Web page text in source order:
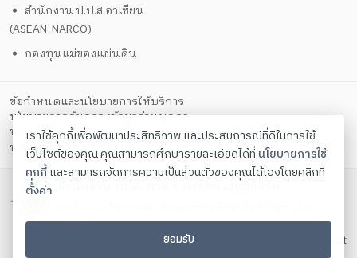
สำนักงาน ป.ป.ส.อาเซียน
(ASEAN-NARCO)
กองทุนแม่ของแผ่นดิน
ข้อกำหนดและนโยบายการให้บริการ
นโยบายการคุ้มครองข้อมูลส่วนบุคคล
นโยบายการรักษาความมั่นคงปลอดภัยด้วยเทคโนโลยีสารสนเทศ
นโยบายคุกกี้
ตั้งค่าคุกกี้
สำนักงาน ปปส. ภาค 6 กระทรวงยุติธรรม
65150
โทรศัพท์ 055 368 165 – 9 โทรสาร 055 368 165 – 9 Contact
เราใช้คุกกี้เพื่อพัฒนาประสิทธิภาพ และประสบการณ์ที่ดีในการใช้
เว็บไซต์ของคุณ คุณสามารถศึกษารายละเอียดได้ที่ นโยบายการใช้
คุกกี้และสามารถจัดการความเป็นส่วนตัวของคุณได้เองโดยคลิกที่
ตั้งค่า
ยอมรับ